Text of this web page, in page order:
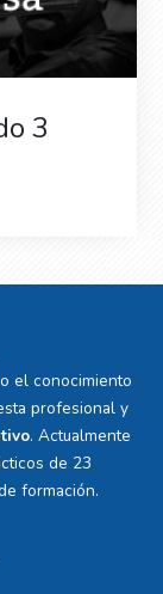
3
el conocimiento
profesional y
. Actualmente
de 23
formación.